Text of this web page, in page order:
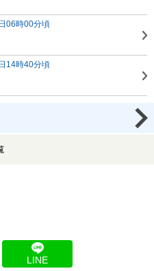
06時00分頃
14時40分頃
LINE